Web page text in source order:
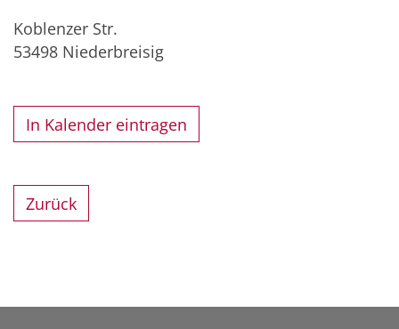
Koblenzer Str.
53498 Niederbreisig
In Kalender eintragen
Zurück